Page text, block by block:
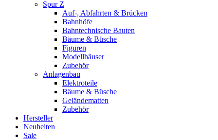
Spur Z
Auf-, Abfahrten & Brücken
Bahnhöfe
Bahntechnische Bauten
Bäume & Büsche
Figuren
Modellhäuser
Zubehör
Anlagenbau
Elektroteile
Bäume & Büsche
Geländematten
Zubehör
Hersteller
Neuheiten
Sale